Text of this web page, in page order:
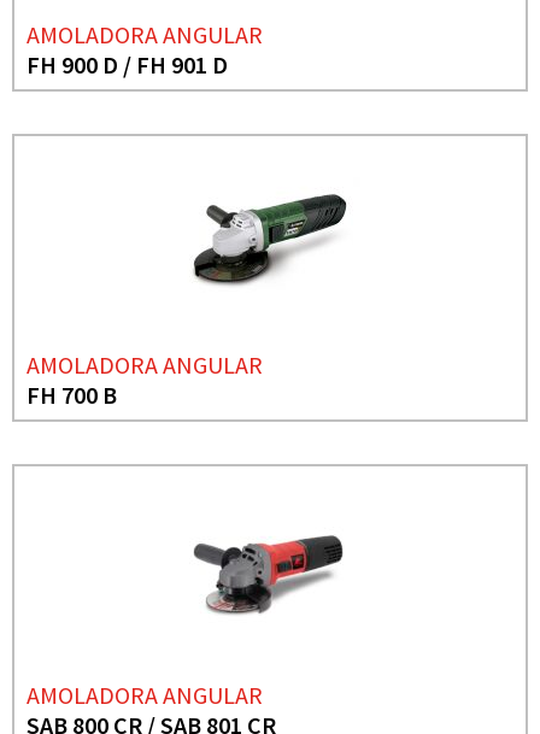
AMOLADORA ANGULAR
FH 900 D / FH 901 D
AMOLADORA ANGULAR
FH 700 B
AMOLADORA ANGULAR
SAB 800 CR / SAB 801 CR